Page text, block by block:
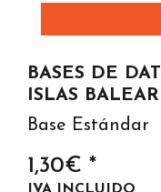
BASES DE
ISLAS
Base Estándar
1,30€ *